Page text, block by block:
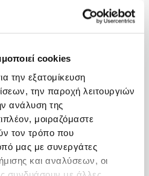
cookies
την εξατομίκευση
την παροχή λειτουργιών
ανάλυση της
μοιραζόμαστε
τον τρόπο που
μας με συνεργάτες
και αναλύσεων, οι
ασθενή με σοβαρό και
μια κατάσταση που μπορεί
ήταν ιδιαίτερα απαιτητική,
σε πολλαπλά επίπεδα της
σε ρομποτική
αυχενικό σπόνδυλο έως
βοήθεια του ρομποτικού